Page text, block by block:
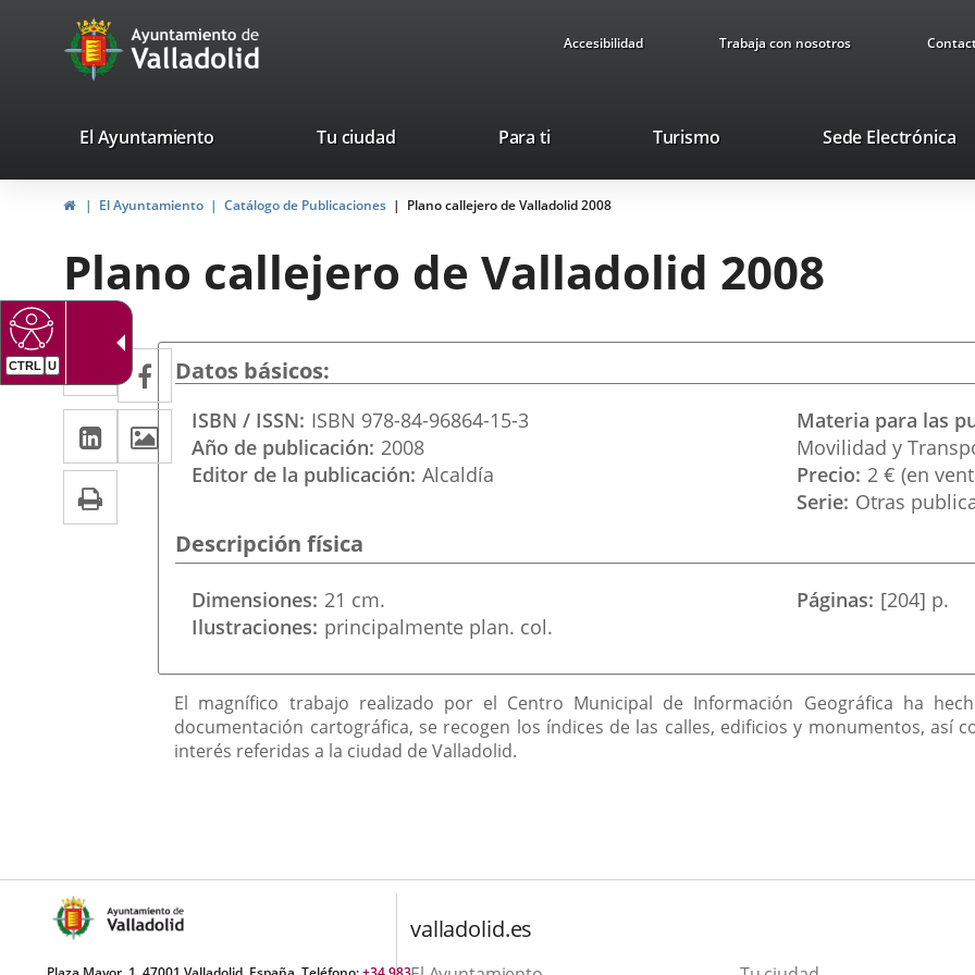
CTRL U
Portal
Web
Ayuntamiento
de
Accesibilidad Trabaja con nosotros
valladolid.es
El Ayuntamiento Tu ciudad Para ti TurismoThis
will
a
pop-
Sede Electrónica
HomeEl Ayuntamiento Catálogo de Publicaciones Plano callejero de Valladolid 2008
Plano callejero de Valladolid 2008
Twitter
Enlace
a
una
aplicación
externa.
Facebook
Enlace
a
una
aplicación
Linkedin
Enlace
a
una
aplicación
externa.
Images
Datos básicos
ISBN / ISSN ISBN 978-84-96864-15-3
Año de publicación 2008
Editor de la publicación Alcaldía
Materia para las
Movilidad y
Precio 2 € (en
Serie Otras
Descripción física
Dimensiones 21 cm.
Ilustraciones principalmente plan. col.
Páginas [204] p.
Descripción
El magnífico trabajo realizado por el Centro Municipal de Información Geográfica ha
documentación cartográfica, se recogen los índices de las calles, edificios y monumentos, así
interés referidas a la ciudad de Valladolid.
valladolid.es